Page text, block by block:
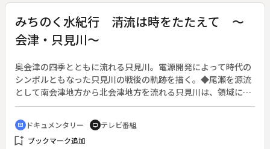
みちのく水紀行 清流は時をたたえて ～
会津・只見川～
奥会津の四季とともに流れる只見川。電源開発によって時代の
シンボルともなった只見川の戦後の軌跡を描く。◆尾瀬を源流
として南会津地方から北会津地方を流れる只見川は、領域に暮
らす人々に大きな恵みを与えてきた。全国でも有数の豪雪地
帯・奥会津の山合いをぬって流れ、急流が続いて何度も氾濫を
繰り返してもいた。しかし、戦後に田子倉ダムなどに始まる電
源開発によりその姿を変え、開発前の深い峡谷はせき止められ
cinematic_blur ドキュメンタリー tv テレビ番組
bookmark_add ブックマーク追加